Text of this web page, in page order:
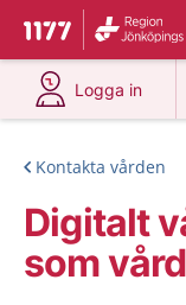
Till startsidan för
Du har
Logga in
på 1177.se
Kontakta vården
Digitalt
som